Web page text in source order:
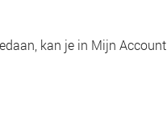
kan je in Mijn Account